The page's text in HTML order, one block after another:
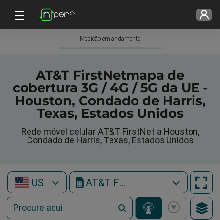
Medição em andamento
AT&T FirstNetmapa de
cobertura 3G / 4G / 5G da UE -
Houston, Condado de Harris,
Texas, Estados Unidos
Rede móvel celular AT&T FirstNet a Houston,
Condado de Harris, Texas, Estados Unidos
US AT&T FirstNet